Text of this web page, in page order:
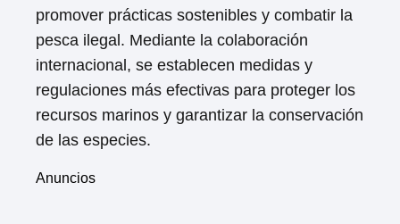
promover prácticas sostenibles y combatir la
pesca ilegal. Mediante la colaboración
internacional, se establecen medidas y
regulaciones más efectivas para proteger los
recursos marinos y garantizar la conservación
de las especies.
Anuncios